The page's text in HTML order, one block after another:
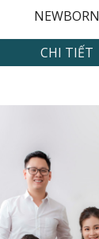
NEWBORN
CHI TIẾT